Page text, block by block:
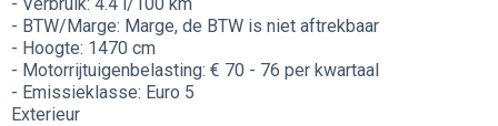
- BTW/Marge: Marge, de BTW is niet aftrekbaar
- Hoogte: 1470 cm
- Motorrijtuigenbelasting: € 70 - 76 per kwartaal
- Emissieklasse: Euro 5
Exterieur